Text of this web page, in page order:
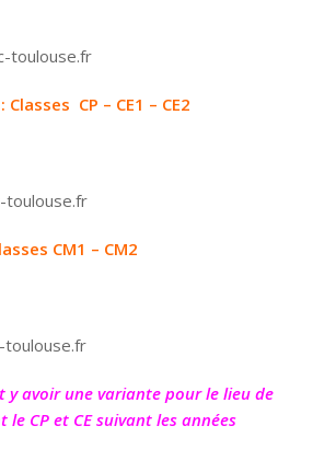
toulouse.fr
: Classes CP – CE1 – CE2
toulouse.fr
CM1 – CM2
toulouse.fr
y avoir une variante pour le lieu de
le CP et CE suivant les années